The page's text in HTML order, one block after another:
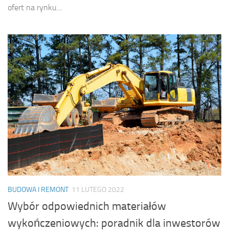
ofert na rynku....
BUDOWA I REMONT 11 LUTEGO 2022
Wybór odpowiednich materiałów
wykończeniowych: poradnik dla inwestorów